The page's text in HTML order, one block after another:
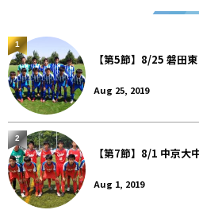
【第5節】8/25 磐田
Aug 25, 2019
1
【第7節】8/1 中京大
Aug 1, 2019
2